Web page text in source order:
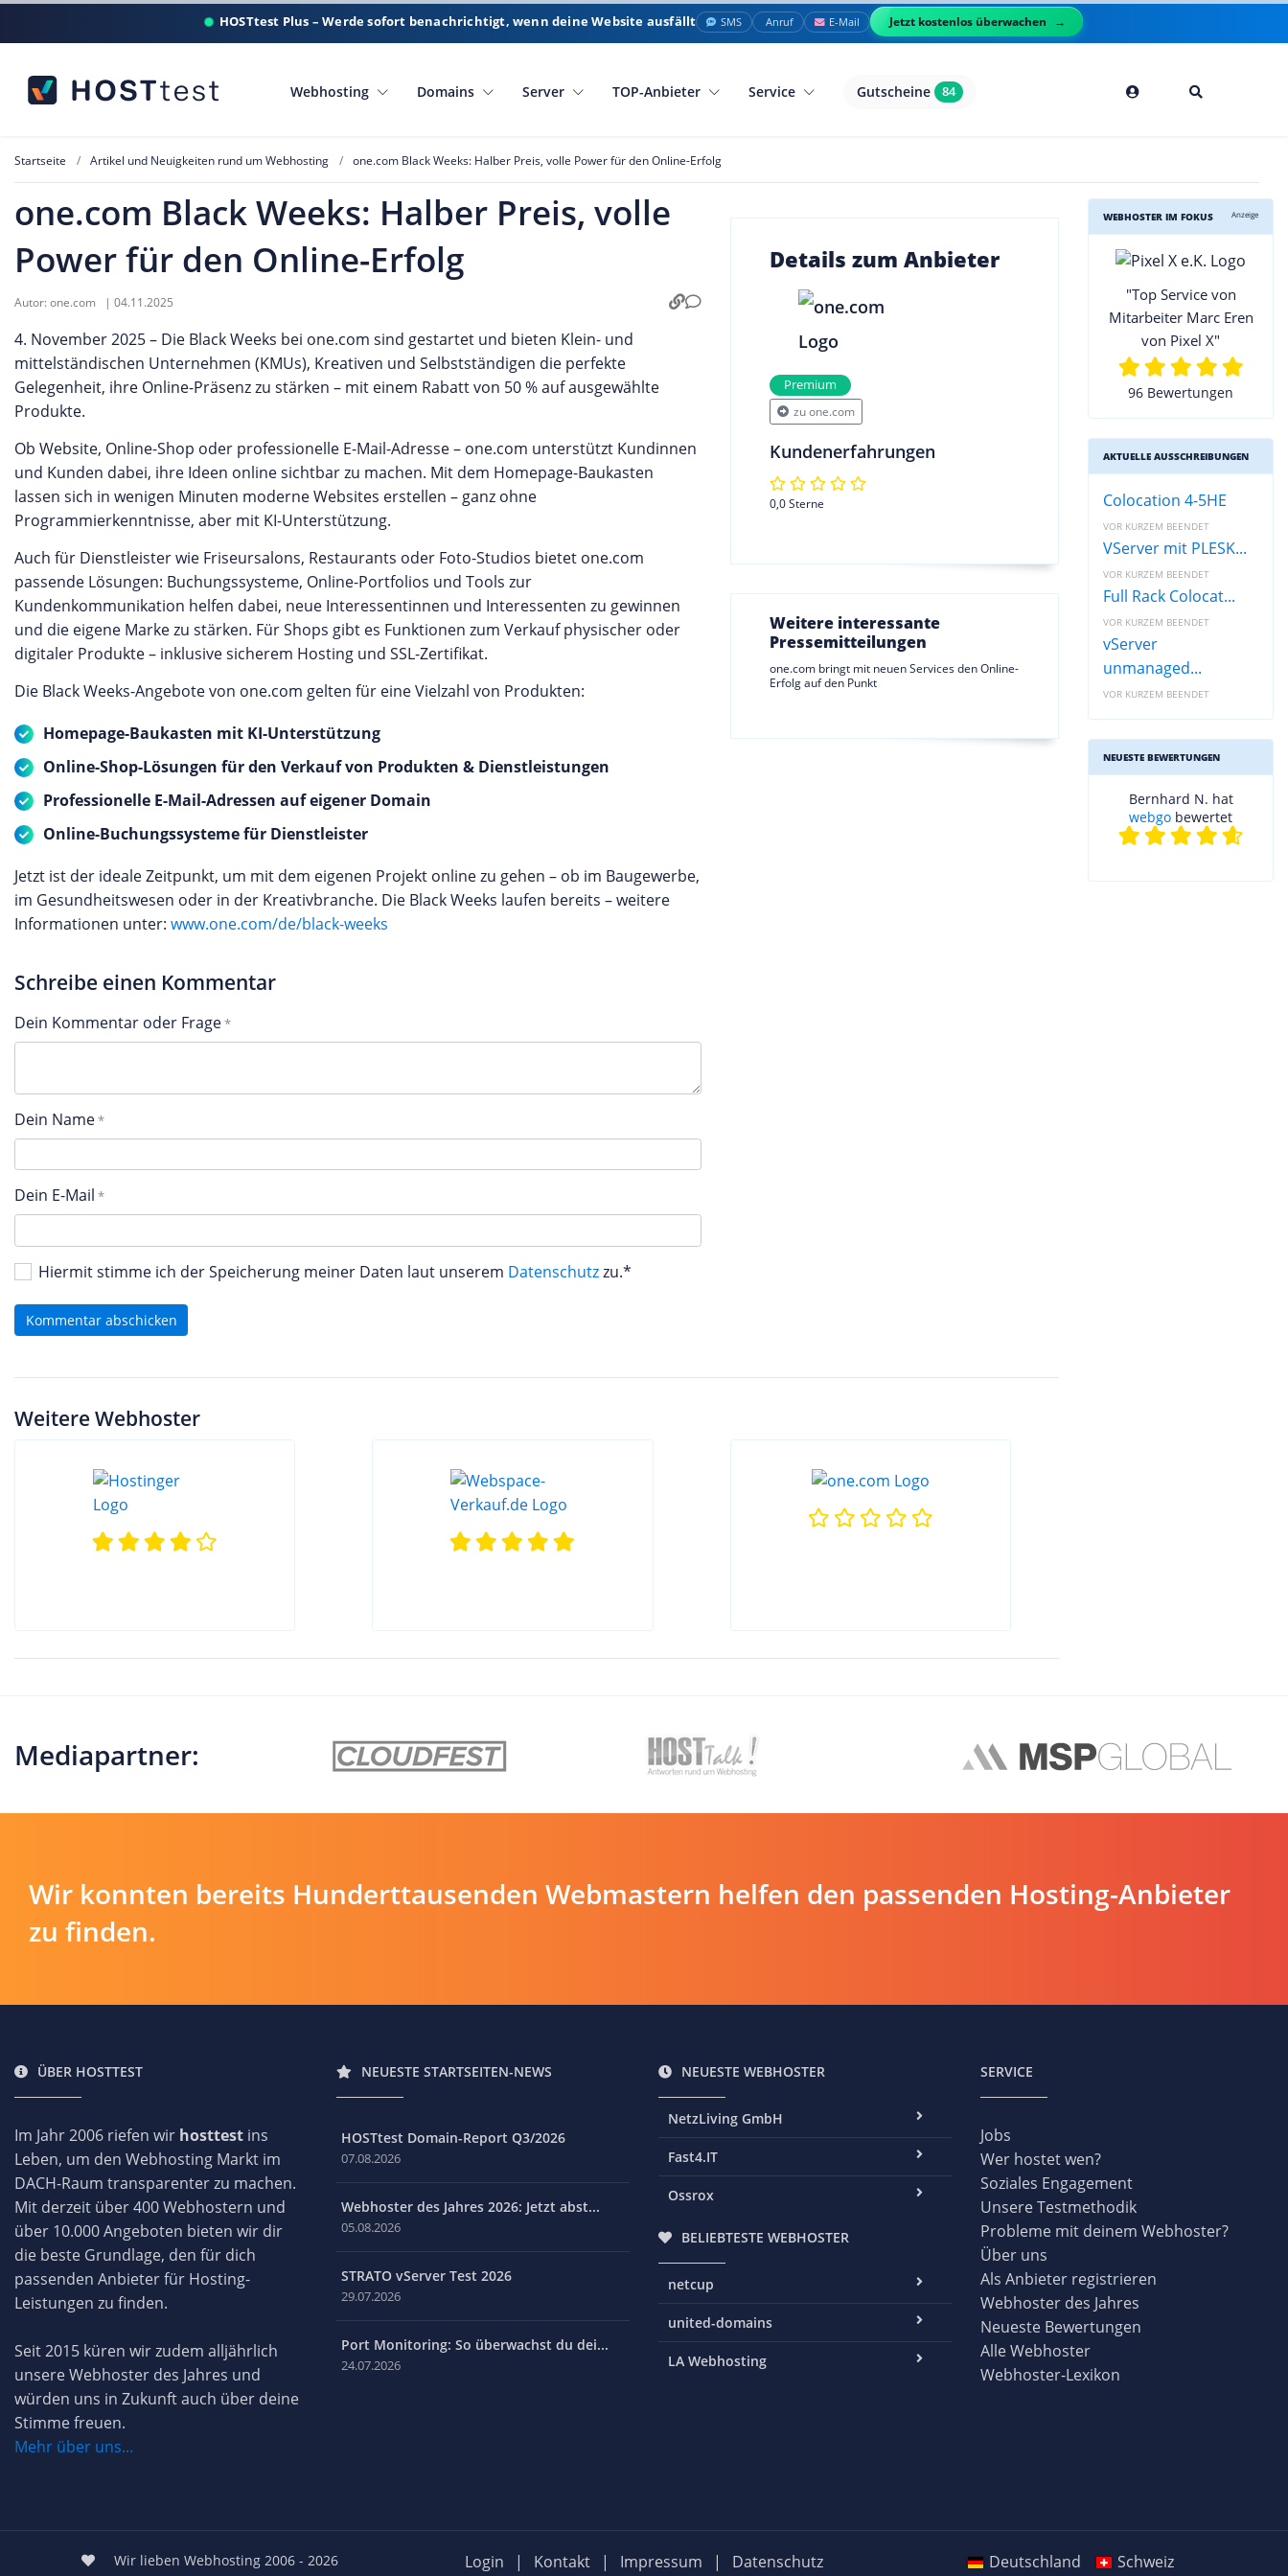
HOSTtest Plus – Werde sofort benachrichtigt, wenn deine Website ausfällt SMS Anruf E-Mail Jetzt kostenlos überwachen
Webhosting Domains Server TOP-Anbieter Service Gutscheine 84
Startseite Artikel und Neuigkeiten rund um Webhosting one.com Black Weeks: Halber Preis, volle Power für den Online-Erfolg
one.com Black Weeks: Halber Preis, volle
Power für den Online-Erfolg
Autor:one.com | 04.11.2025
4. November 2025 – Die Black Weeks bei one.com sind gestartet und bieten Klein- und
mittelständischen Unternehmen (KMUs), Kreativen und Selbstständigen die perfekte
Gelegenheit, ihre Online-Präsenz zu stärken – mit einem Rabatt von 50 % auf ausgewählte
Produkte.
Ob Website, Online-Shop oder professionelle E-Mail-Adresse – one.com unterstützt Kundinnen
und Kunden dabei, ihre Ideen online sichtbar zu machen. Mit dem Homepage-Baukasten
lassen sich in wenigen Minuten moderne Websites erstellen – ganz ohne
Programmierkenntnisse, aber mit KI-Unterstützung.
Auch für Dienstleister wie Friseursalons, Restaurants oder Foto-Studios bietet one.com
passende Lösungen: Buchungssysteme, Online-Portfolios und Tools zur
Kundenkommunikation helfen dabei, neue Interessentinnen und Interessenten zu gewinnen
und die eigene Marke zu stärken. Für Shops gibt es Funktionen zum Verkauf physischer oder
digitaler Produkte – inklusive sicherem Hosting und SSL-Zertifikat.
Die Black Weeks-Angebote von one.com gelten für eine Vielzahl von Produkten:
Homepage-Baukasten mit KI-Unterstützung
Online-Shop-Lösungen für den Verkauf von Produkten & Dienstleistungen
Professionelle E-Mail-Adressen auf eigener Domain
Online-Buchungssysteme für Dienstleister
Jetzt ist der ideale Zeitpunkt, um mit dem eigenen Projekt online zu gehen – ob im Baugewerbe,
im Gesundheitswesen oder in der Kreativbranche. Die Black Weeks laufen bereits – weitere
Informationen unter: www.one.com/de/black-weeks
Details zum Anbieter
Premium
zu one.com
Kundenerfahrungen
0,0 Sterne
Weitere interessante
Pressemitteilungen
one.com bringt mit neuen Services den Online-
Erfolg auf den Punkt
Schreibe einen Kommentar
Dein Kommentar oder Frage
Dein Name
Dein E-Mail
Hiermit stimme ich der Speicherung meiner Daten laut unserem Datenschutzzu.*
Kommentar abschicken
Weitere Webhoster
WEBHOSTER IM FOKUS Anzeige
"Top Service von
Mitarbeiter Marc Eren
von Pixel X"
96 Bewertungen
AKTUELLE AUSSCHREIBUNGEN
Colocation 4-5HE
VOR KURZEM BEENDET
VServer mit PLESK...
VOR KURZEM BEENDET
Full Rack Colocat...
VOR KURZEM BEENDET
vServer
unmanaged...
VOR KURZEM BEENDET
NEUESTE BEWERTUNGEN
Bernhard N. hat
webgo bewertet
Mediapartner:
Wir konnten bereits Hunderttausenden Webmastern helfen den passenden Hosting-Anbieter
zu finden.
ÜBER HOSTTEST
Im Jahr 2006 riefen wir hosttest ins
Leben, um den Webhosting Markt im
DACH-Raum transparenter zu machen.
Mit derzeit über 400 Webhostern und
über 10.000 Angeboten bieten wir dir
die beste Grundlage, den für dich
passenden Anbieter für Hosting-
Leistungen zu finden.
Seit 2015 küren wir zudem alljährlich
unsere Webhoster des Jahres und
würden uns in Zukunft auch über deine
Stimme freuen.
Mehr über uns...
NEUESTE STARTSEITEN-NEWS
HOSTtest Domain-Report Q3/2026
07.08.2026
Webhoster des Jahres 2026: Jetzt abst...
05.08.2026
STRATO vServer Test 2026
29.07.2026
Port Monitoring: So überwachst du dei...
24.07.2026
NEUESTE WEBHOSTER
NetzLiving GmbH
Fast4.IT
Ossrox
BELIEBTESTE WEBHOSTER
netcup
united-domains
LA Webhosting
SERVICE
Jobs
Wer hostet wen?
Soziales Engagement
Unsere Testmethodik
Probleme mit deinem Webhoster?
Über uns
Als Anbieter registrieren
Webhoster des Jahres
Neueste Bewertungen
Alle Webhoster
Webhoster-Lexikon
Wir lieben Webhosting 2006 - 2026 Login | Kontakt | Impressum | Datenschutz Deutschland
Schweiz